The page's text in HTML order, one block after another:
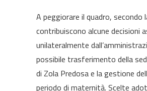
A peggiorare il quadro, secondo
contribuiscono alcune decisioni
unilateralmente
possibile trasferimento della
di Zola Predosa e la gestione
periodo di maternità. Scelte